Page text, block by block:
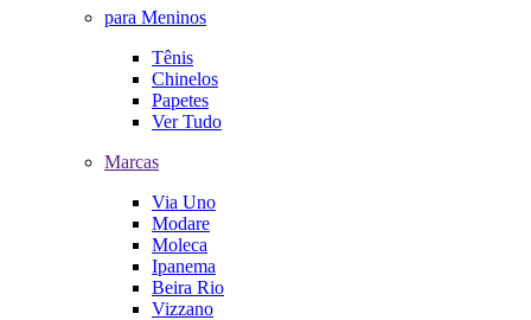
para Meninos
Tênis
Chinelos
Papetes
Ver Tudo
Marcas
Via Uno
Modare
Moleca
Ipanema
Beira Rio
Vizzano